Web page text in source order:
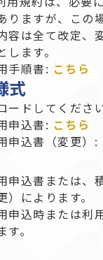
りますが、この
容は全て改定、
ます。
手順書: こちら
式
ドしてください
申込書: こちら
申込書（変更）:
申込書または、
によります。
申込時または利
。